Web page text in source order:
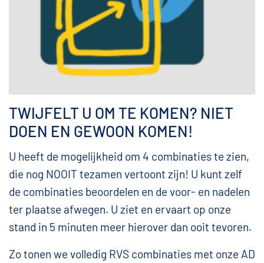
TWIJFELT U OM TE KOMEN? NIET
DOEN EN GEWOON KOMEN!
U heeft de mogelijkheid om 4 combinaties te zien,
die nog NOOIT tezamen vertoont zijn! U kunt zelf
de combinaties beoordelen en de voor- en nadelen
ter plaatse afwegen. U ziet en ervaart op onze
stand in 5 minuten meer hierover dan ooit tevoren.
Zo tonen we volledig RVS combinaties met onze AD